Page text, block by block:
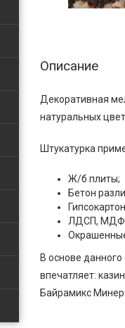
Описание
Декоративная
натуральных
Штукатурка
Ж/б плиты;
Бетон
ЛДСП, МДФ,
В основе
впечатляет:
Байрамикс